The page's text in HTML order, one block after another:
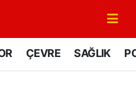
ÇEVRE SAĞLIK